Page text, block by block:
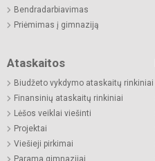
Bendradarbiavimas
Priėmimas į gimnaziją
Ataskaitos
Biudžeto vykdymo ataskaitų rinkiniai
Finansinių ataskaitų rinkiniai
Lėšos veiklai viešinti
Projektai
Viešieji pirkimai
Parama gimnazijai